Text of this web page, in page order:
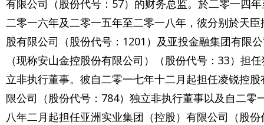
有限公司（股份代号：57）的财务总监。於二零一四年
二零一六年及二零一五年至二零一八年，彼分别於天臣
股有限公司（股份代号：1201）及亚投金融集团有限
（现称安山金控股份有限公司）（股份代号：33）担
立非执行董事。彼自二零一七年十二月起担任凌锐控股
限公司（股份代号：784）独立非执行董事以及自二零
八年二月起担任亚洲实业集团（控股）有限公司（股份